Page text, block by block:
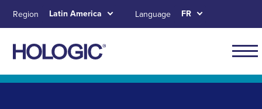
principal
Skip to main content
Skip to main menu tabs for megamenu
Skip to sitemap
Region Latin America Language FR
for